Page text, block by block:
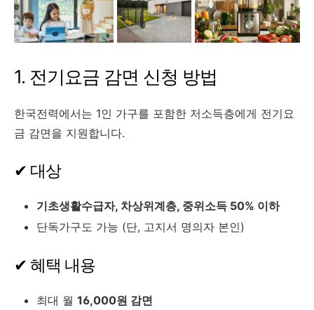
1. 전기요금 감면 신청 방법
한국전력에서는 1인 가구를 포함한 저소득층에게 전기요
금 감면을 지원합니다.
✔ 대상
기초생활수급자, 차상위계층, 중위소득 50% 이하
단독가구도 가능 (단, 고지서 명의자 본인)
✔ 혜택 내용
최대 월 16,000원 감면